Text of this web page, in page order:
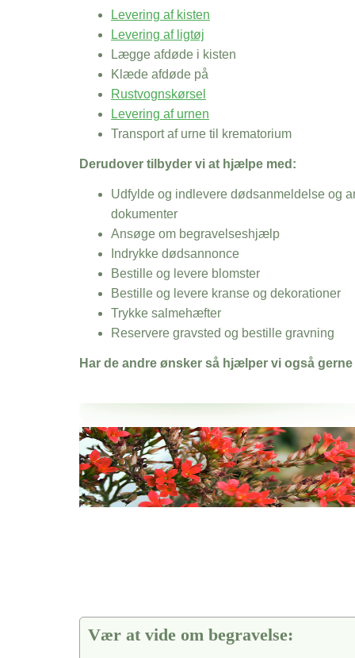
Levering af kisten
Levering af ligtøj
Lægge afdøde i kisten
Klæde afdøde på
Rustvognskørsel
Levering af urnen
Transport af urne til krematorium
Derudover tilbyder vi at hjælpe med:
Udfylde og indlevere dødsanmeldelse og
dokumenter
Ansøge om begravelseshjælp
Indrykke dødsannonce
Bestille og levere blomster
Bestille og levere kranse og dekorationer
Trykke salmehæfter
Reservere gravsted og bestille gravning
Har de andre ønsker så hjælper vi også gerne
Her hos os får du altid en god afslutning når det gælder
Blomster Lundby
vi hjælper i alle faser af begravelsel
Vær at vide om begravelse: